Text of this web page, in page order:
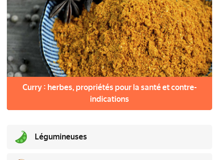
Curry : herbes, propriétés pour la santé et contre-
indications
Légumineuses